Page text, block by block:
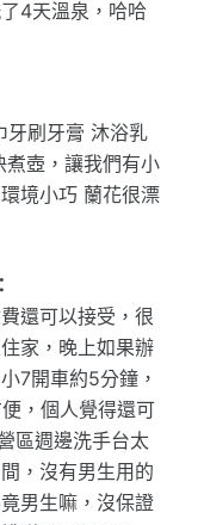
4天溫泉，哈哈
牙刷牙膏 沐浴乳
壺，讓我們有小
境小巧 蘭花很漂
還可以接受，很
家，晚上如果辦
7開車約5分鐘，
，個人覺得還可
區週邊洗手台太
，沒有男生用的
男生嘛，沒保證